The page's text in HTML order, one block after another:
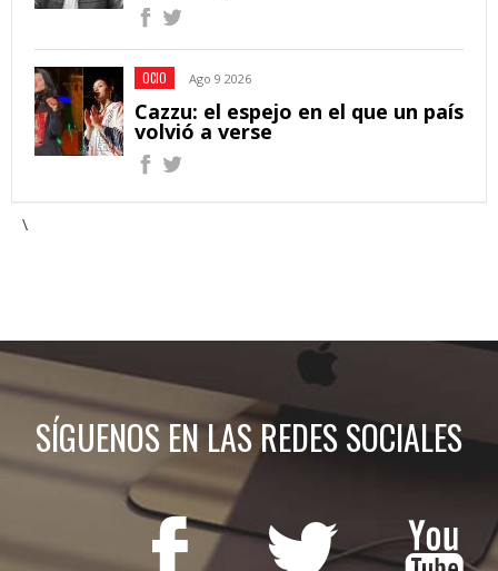
OCIO Ago 9 2026
Cazzu: el espejo en el que un país
volvió a verse
\
SÍGUENOS EN LAS REDES SOCIALES